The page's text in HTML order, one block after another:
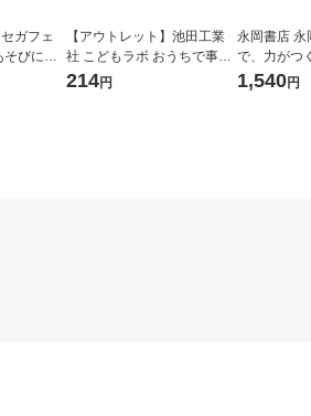
ガフェ
びにお
する
ち 1個
【アウトレット】池田工業
社 こどもラボ おうちで事
件!? 指紋を採取! 810 1個
214円
永岡書店 永
で、力がつ
図 2026年
送品）
1,540円